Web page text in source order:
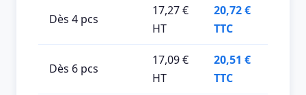
Dès 4 pcs
17,27 €
HT
20,72 €
TTC
Dès 6 pcs
17,09 €
HT
20,51 €
TTC